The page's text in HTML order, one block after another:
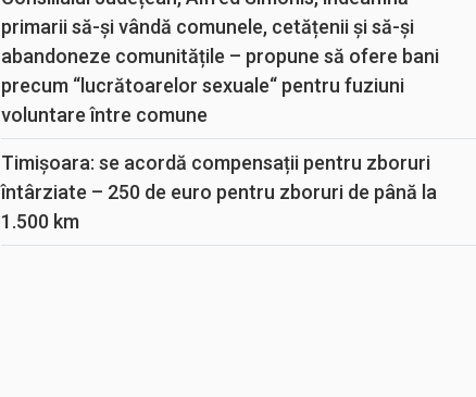
primarii să-și vândă comunele, cetățenii și să-și
abandoneze comunitățile – propune să ofere bani
precum “lucrătoarelor sexuale“ pentru fuziuni
voluntare între comune
Timișoara: se acordă compensații pentru zboruri
întârziate – 250 de euro pentru zboruri de până la
1.500 km